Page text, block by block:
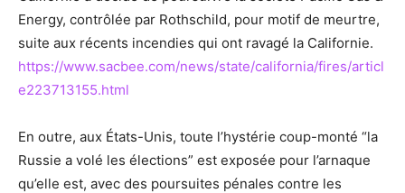
Energy, contrôlée par Rothschild, pour motif de meurtre,
suite aux récents incendies qui ont ravagé la Californie.
https://www.sacbee.com/news/state/california/fires/articl
e223713155.html
En outre, aux États-Unis, toute l’hystérie coup-monté “la
Russie a volé les élections” est exposée pour l’arnaque
qu’elle est, avec des poursuites pénales contre les